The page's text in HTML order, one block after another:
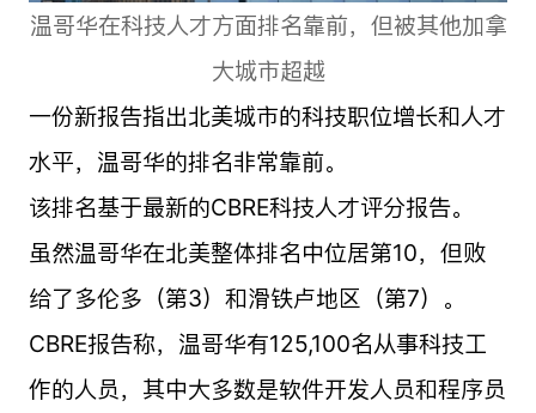
温哥华在科技人才方面排名靠前，但被其他加拿
大城市超越
一份新报告指出北美城市的科技职位增长和人才
水平，温哥华的排名非常靠前。
该排名基于最新的CBRE科技人才评分报告。
虽然温哥华在北美整体排名中位居第10，但败
给了多伦多（第3）和滑铁卢地区（第7）。
CBRE报告称，温哥华有125,100名从事科技工
作的人员，其中大多数是软件开发人员和程序员